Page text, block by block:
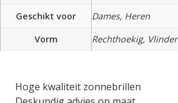
Geschikt voor
Dames, Heren
Vorm
Rechthoekig, Vlinder
Hoge kwaliteit zonnebrillen